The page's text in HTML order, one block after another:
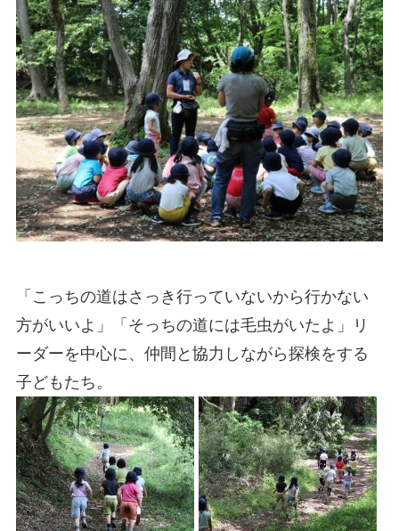
「こっちの道はさっき行っていないから行かない
方がいいよ」「そっちの道には毛虫がいたよ」リ
ーダーを中心に、仲間と協力しながら探検をする
子どもたち。